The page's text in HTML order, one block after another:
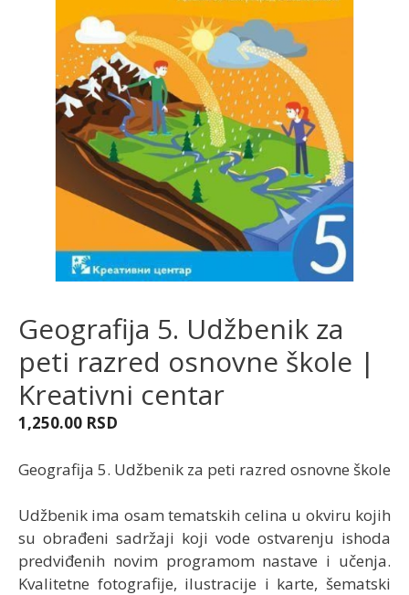
Geografija 5. Udžbenik za
peti razred osnovne škole |
Kreativni centar
1,250.00 RSD
Geografija 5. Udžbenik za peti razred osnovne škole
Udžbenik ima osam tematskih celina u okviru kojih
su obrađeni sadržaji koji vode ostvarenju ishoda
predviđenih novim programom nastave i učenja.
Kvalitetne fotografije, ilustracije i karte, šematski